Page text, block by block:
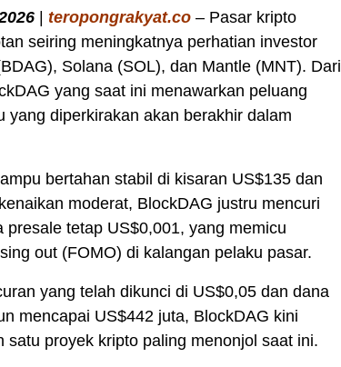
teropongrakyat.co – Pasar kripto
seiring meningkatnya perhatian investor
Solana (SOL), dan Mantle (MNT). Dari
yang saat ini menawarkan peluang
yang diperkirakan akan berakhir dalam
bertahan stabil di kisaran US$135 dan
moderat, BlockDAG justru mencuri
presale tetap US$0,001, yang memicu
out (FOMO) di kalangan pelaku pasar.
yang telah dikunci di US$0,05 dan dana
mencapai US$442 juta, BlockDAG kini
satu proyek kripto paling menonjol saat ini.